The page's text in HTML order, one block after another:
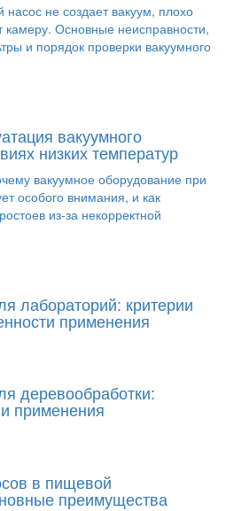
не создает вакуум, плохо
камеру. Основные неисправности,
и порядок проверки вакуумного
вакуумного
низких температур
вакуумное оборудование при
особого внимания, и как
из-за некорректной
лабораторий: критерии
применения
деревообработки:
применения
в пищевой
преимущества